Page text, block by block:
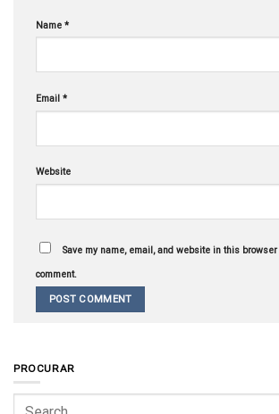
Name *
Email *
Website
Save my name, email, and website in this
comment.
PROCURAR